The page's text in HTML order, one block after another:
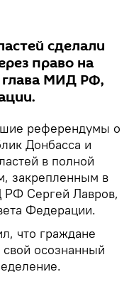
сделали
право на
глава МИД РФ,
референдумы о
Донбасса и
в полной
закрепленным в
РФ Сергей Лавров,
Федерации.
что граждане
осознанный